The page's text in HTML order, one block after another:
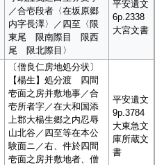
／合壱段者〈在坂原郷
内字長澤〉／四至〈限
東尾 限南際目 限西
尾 限北際目〉
平安遺文
6p.2338
大宮文書
〔僧良仁房地処分状〕
【楊生】処分渡 四間
壱面之房并敷地事／合
壱所者字／在大和国添
上郡大楊生郷之内忍辱
山北谷／四至等在本公
験面ニ／右、件於四間
壱面之房并敷地者、僧
平安遺文
9p.3784
大東急文
庫所蔵文
書